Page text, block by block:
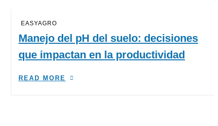
EASYAGRO
Manejo del pH del suelo: decisiones
que impactan en la productividad
READ MORE